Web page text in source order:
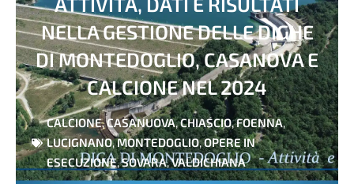
NELLA GESTIONE DELLE DIGHE
DI MONTEDOGLIO, CASANOVA E
CALCIONE NEL 2024
CALCIONE,CASANUOVA,CHIASCIO,FOENNA,
LUCIGNANO,MONTEDOGLIO,OPERE IN
ESECUZIONE,SOVARA,VALDICHIANA